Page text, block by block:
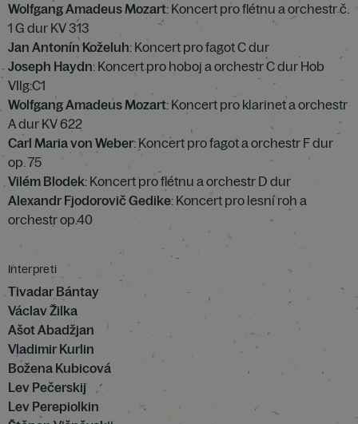
Wolfgang Amadeus Mozart: Koncert pro flétnu a orchestr č.
1 G dur KV 313
Jan Antonín Koželuh: Koncert pro fagot C dur
Joseph Haydn: Koncert pro hoboj a orchestr C dur Hob
VIIg:C1
Wolfgang Amadeus Mozart: Koncert pro klarinet a orchestr
A dur KV 622
Carl Maria von Weber: Koncert pro fagot a orchestr F dur
op. 75
Vilém Blodek: Koncert pro flétnu a orchestr D dur
Alexandr Fjodorovič Gedike: Koncert pro lesní roh a
orchestr op.40
Interpreti
Tivadar Bántay
Václav Žilka
Ašot Abadžjan
Vladimir Kurlin
Božena Kubicová
Lev Pečerskij
Lev Perepiolkin